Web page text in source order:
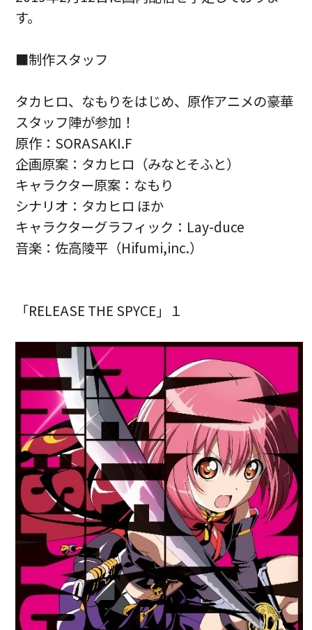
す。
■制作スタッフ
タカヒロ、なもりをはじめ、原作アニメの豪華
スタッフ陣が参加！
原作：SORASAKI.F
企画原案：タカヒロ（みなとそふと）
キャラクター原案：なもり
シナリオ：タカヒロ ほか
キャラクターグラフィック：Lay-duce
音楽：佐高陵平（Hifumi,inc.）
「RELEASE THE SPYCE」１